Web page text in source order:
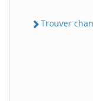
Trouver